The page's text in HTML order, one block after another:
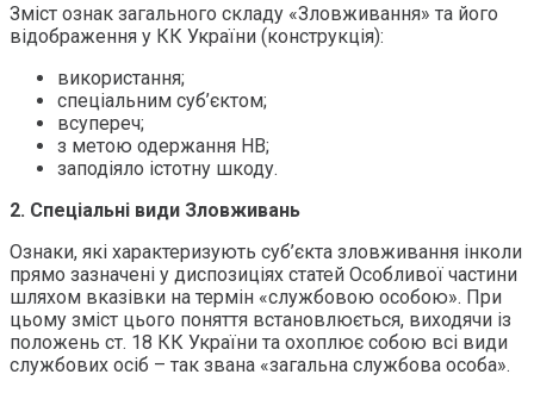
Зміст ознак загального складу «Зловживання» та його
відображення у КК України (конструкція):
використання;
спеціальним суб’єктом;
всупереч;
з метою одержання НВ;
заподіяло істотну шкоду.
2. Спеціальні види Зловживань
Ознаки, які характеризують суб’єкта зловживання інколи
прямо зазначені у диспозиціях статей Особливої частини
шляхом вказівки на термін «службовою особою». При
цьому зміст цього поняття встановлюється, виходячи із
положень ст. 18 КК України та охоплює собою всі види
службових осіб – так звана «загальна службова особа».